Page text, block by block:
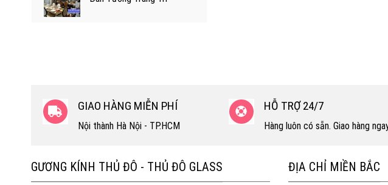
GIAO HÀNG MIỄN PHÍ
Nội thành Hà Nội - TP.HCM
HỖ TRỢ 24/7
Hàng luôn có sẵn. Giao hàng
GƯƠNG KÍNH THỦ ĐÔ - THỦ ĐÔ GLASS ĐỊA CHỈ MIỀN BẮC